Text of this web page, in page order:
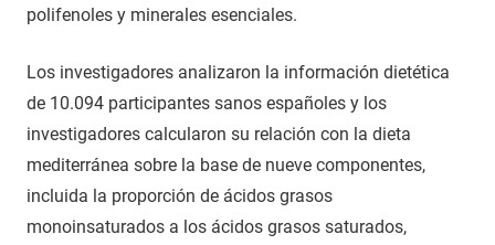
polifenoles y minerales esenciales.
Los investigadores analizaron la información dietética
de 10.094 participantes sanos españoles y los
investigadores calcularon su relación con la dieta
mediterránea sobre la base de nueve componentes,
incluida la proporción de ácidos grasos
monoinsaturados a los ácidos grasos saturados,